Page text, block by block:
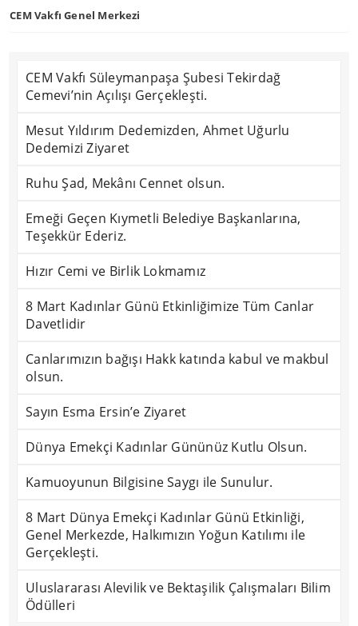
CEM Vakfı Genel Merkezi
CEM Vakfı Süleymanpaşa Şubesi Tekirdağ
Cemevi’nin Açılışı Gerçekleşti.
Mesut Yıldırım Dedemizden, Ahmet Uğurlu
Dedemizi Ziyaret
Ruhu Şad, Mekânı Cennet olsun.
Emeği Geçen Kıymetli Belediye Başkanlarına,
Teşekkür Ederiz.
Hızır Cemi ve Birlik Lokmamız
8 Mart Kadınlar Günü Etkinliğimize Tüm Canlar
Davetlidir
Canlarımızın bağışı Hakk katında kabul ve makbul
olsun.
Sayın Esma Ersin’e Ziyaret
Dünya Emekçi Kadınlar Gününüz Kutlu Olsun.
Kamuoyunun Bilgisine Saygı ile Sunulur.
8 Mart Dünya Emekçi Kadınlar Günü Etkinliği,
Genel Merkezde, Halkımızın Yoğun Katılımı ile
Gerçekleşti.
Uluslararası Alevilik ve Bektaşilik Çalışmaları Bilim
Ödülleri